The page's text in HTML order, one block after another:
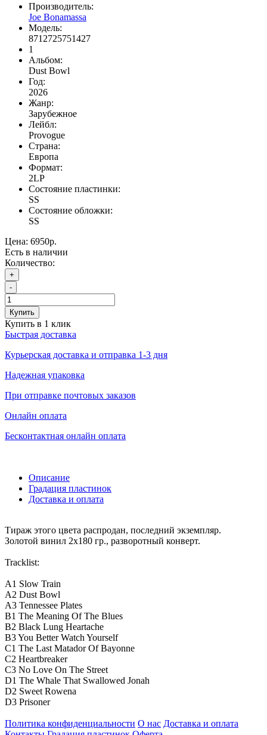
Производитель:
Joe Bonamassa
Модель:
8712725751427
1
Альбом:
Dust Bowl
Год:
2026
Жанр:
Зарубежное
Лейбл:
Provogue
Страна:
Европа
Формат:
2LP
Состояние пластинки:
SS
Состояние обложки:
SS
Цена: 6950р.
Есть в наличии
Количество:
+
-
Купить
Купить в 1 клик
Быстрая доставка
Курьерская доставка и отправка 1-3 дня
Надежная упаковка
При отправке почтовых заказов
Онлайн оплата
Бесконтактная онлайн оплата
Описание
Градация пластинок
Доставка и оплата
Тираж этого цвета распродан, последний экземпляр.
Золотой винил 2х180 гр., разворотный конверт.
Tracklist:
A1 Slow Train
A2 Dust Bowl
A3 Tennessee Plates
B1 The Meaning Of The Blues
B2 Black Lung Heartache
B3 You Better Watch Yourself
C1 The Last Matador Of Bayonne
C2 Heartbreaker
C3 No Love On The Street
D1 The Whale That Swallowed Jonah
D2 Sweet Rowena
D3 Prisoner
Политика конфиденциальности О нас Доставка и оплата